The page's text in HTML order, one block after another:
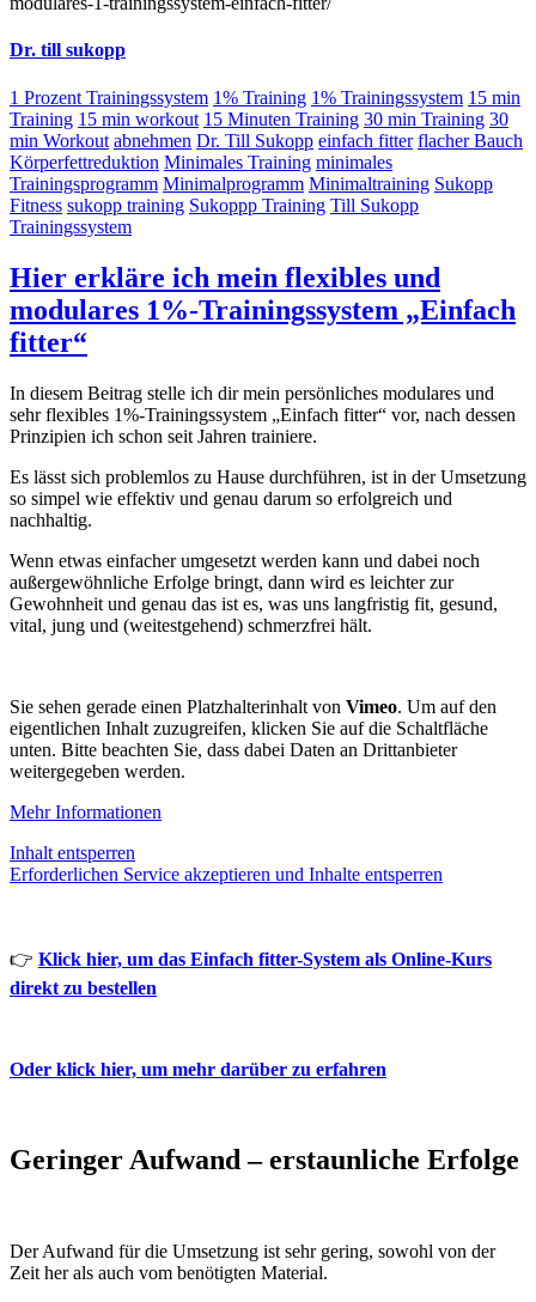
Dr. till sukopp
1 Prozent Trainingssystem 1% Training 1% Trainingssystem 15 min
Training 15 min workout 15 Minuten Training 30 min Training 30
min Workout abnehmen Dr. Till Sukopp einfach fitter flacher Bauch
Körperfettreduktion Minimales Training minimales
Trainingsprogramm Minimalprogramm Minimaltraining Sukopp
Fitness sukopp training Sukoppp Training Till Sukopp
Trainingssystem
Hier erkläre ich mein flexibles und
modulares 1%-Trainingssystem „Einfach
fitter“
In diesem Beitrag stelle ich dir mein persönliches modulares und
sehr flexibles 1%-Trainingssystem „Einfach fitter“ vor, nach dessen
Prinzipien ich schon seit Jahren trainiere.
Es lässt sich problemlos zu Hause durchführen, ist in der Umsetzung
so simpel wie effektiv und genau darum so erfolgreich und
nachhaltig.
Wenn etwas einfacher umgesetzt werden kann und dabei noch
außergewöhnliche Erfolge bringt, dann wird es leichter zur
Gewohnheit und genau das ist es, was uns langfristig fit, gesund,
vital, jung und (weitestgehend) schmerzfrei hält.
Sie sehen gerade einen Platzhalterinhalt von Vimeo. Um auf den
eigentlichen Inhalt zuzugreifen, klicken Sie auf die Schaltfläche
unten. Bitte beachten Sie, dass dabei Daten an Drittanbieter
weitergegeben werden.
Mehr Informationen
Inhalt entsperren
Erforderlichen Service akzeptieren und Inhalte entsperren
👉 Klick hier, um das Einfach fitter-System als Online-Kurs
direkt zu bestellen
Oder klick hier, um mehr darüber zu erfahren
Geringer Aufwand – erstaunliche Erfolge
Der Aufwand für die Umsetzung ist sehr gering, sowohl von der
Zeit her als auch vom benötigten Material.